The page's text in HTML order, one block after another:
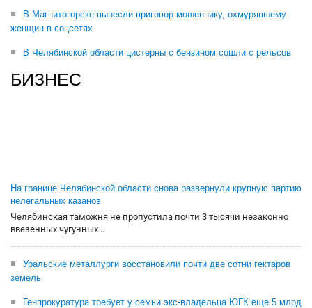
В Магнитогорске вынесли приговор мошеннику, охмурявшему
женщин в соцсетях
В Челябинской области цистерны с бензином сошли с рельсов
БИЗНЕС
На границе Челябинской области снова развернули крупную партию
нелегальных казанов
Челябинская таможня не пропустила почти 3 тысячи незаконно
ввезенных чугунных...
Уральские металлурги восстановили почти две сотни гектаров
земель
Генпрокуратура требует у семьи экс-владельца ЮГК еще 5 млрд